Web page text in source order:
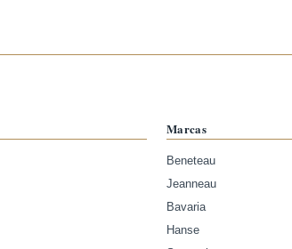
Marcas
Beneteau
Jeanneau
Bavaria
Hanse